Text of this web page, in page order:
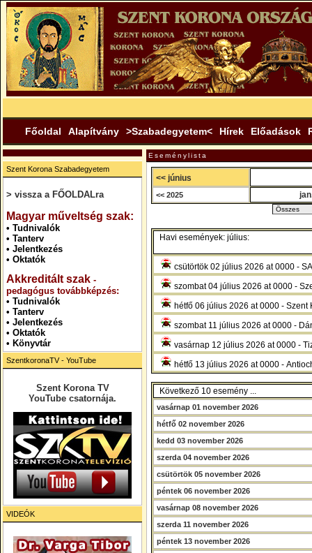
Főoldal Alapítvány >Szabadegyetem< Hírek Előadások
Szent Korona Szabadegyetem
> vissza a FŐOLDALra
Magyar műveltség szak:
• Tudnivalók
• Tanterv
• Jelentkezés
• Oktatók
Akkreditált szak -
pedagógus továbbképzés:
• Tudnivalók
• Tanterv
• Jelentkezés
• Oktatók
• Könyvtár
SzentkoronaTV - YouTube
Szent Korona TV
YouTube csatornája.
VIDEÓK
Eseménylista
<< június
<< 2025
Havi események: július:
csütörtök 02 július 2026 at 0000 -
szombat 04 július 2026 at 0000 -
hétfő 06 július 2026 at 0000 - Szent
szombat 11 július 2026 at 0000 -
vasárnap 12 július 2026 at 0000 -
hétfő 13 július 2026 at 0000 -
Következő 10 esemény ...
vasárnap 01 november 2026
hétfő 02 november 2026
kedd 03 november 2026
szerda 04 november 2026
csütörtök 05 november 2026
péntek 06 november 2026
vasárnap 08 november 2026
szerda 11 november 2026
péntek 13 november 2026